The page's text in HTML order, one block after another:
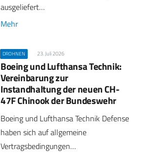
ausgeliefert…
Mehr
DROHNEN 23. Juli 2026
Boeing und Lufthansa Technik:
Vereinbarung zur
Instandhaltung der neuen CH-
47F Chinook der Bundeswehr
Boeing und Lufthansa Technik Defense
haben sich auf allgemeine
Vertragsbedingungen…